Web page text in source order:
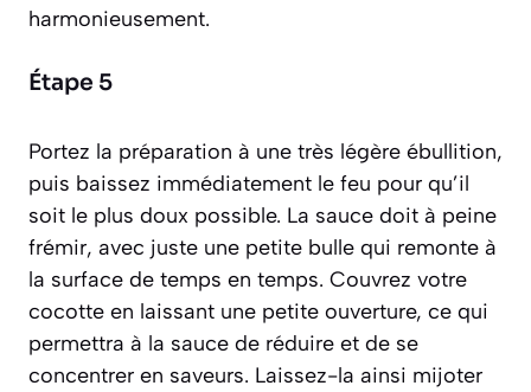
harmonieusement.
Étape 5
Portez la préparation à une très légère ébullition,
puis baissez immédiatement le feu pour qu’il
soit le plus doux possible. La sauce doit à peine
frémir, avec juste une petite bulle qui remonte à
la surface de temps en temps. Couvrez votre
cocotte en laissant une petite ouverture, ce qui
permettra à la sauce de réduire et de se
concentrer en saveurs. Laissez-la ainsi mijoter